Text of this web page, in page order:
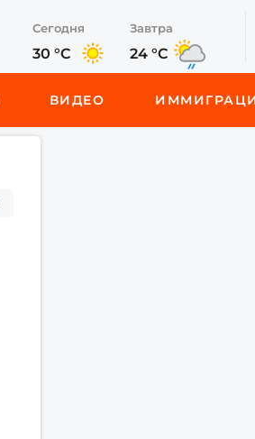
Сегодня
30 °C
Завтра
24 °C
ВИДЕО